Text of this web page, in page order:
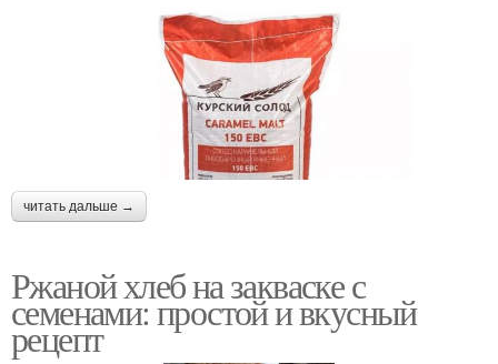
читать дальше →
Ржаной хлеб на закваске с
семенами: простой и вкусный
рецепт